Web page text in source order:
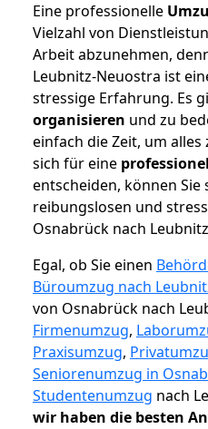
Eine professionelle
Vielzahl von
Arbeit abzunehmen,
Leubnitz-Neuostra ist
stressige Erfahrung. Es
organisieren und zu
einfach die Zeit, um alles
sich für eine
entscheiden, können Sie
reibungslosen und
Osnabrück nach
Egal, ob Sie einen
Büroumzug nach
von Osnabrück nach
Firmenumzug,
Praxisumzug,
Seniorenumzug in
Studentenumzug nach
wir haben die besten